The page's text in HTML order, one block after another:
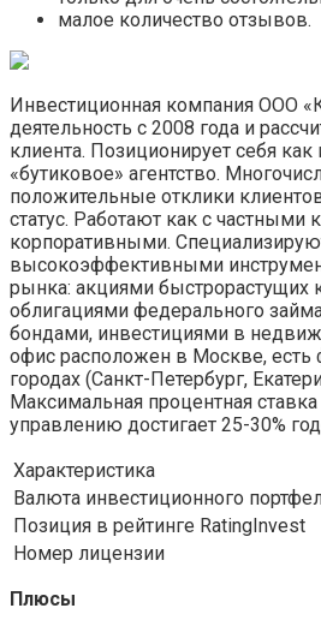
малое количество отзывов.
Инвестиционная компания ООО
деятельность с 2008 года и
клиента. Позиционирует себя
«бутиковое» агентство.
положительные отклики
статус. Работают как с частными
корпоративными.
высокоэффективными
рынка: акциями быстрорастущих
облигациями федерального
бондами, инвестициями в
офис расположен в Москве,
городах (Санкт-Петербург,
Максимальная процентная
управлению достигает 25-30%
Характеристика
Валюта инвестиционного
Позиция в рейтинге RatingInvest
Номер лицензии
Плюсы